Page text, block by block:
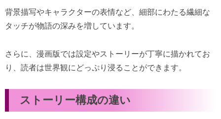
背景描写やキャラクターの表情など、細部にわたる繊細な
タッチが物語の深みを増しています。
さらに、漫画版では設定やストーリーが丁寧に描かれてお
り、読者は世界観にどっぷり浸ることができます。
ストーリー構成の違い